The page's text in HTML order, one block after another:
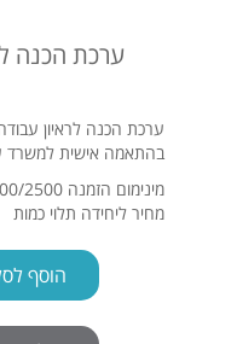
ערכת הכנה
ערכת הכנה לראיון
בהתאמה אישית למשרד
מינימום הזמנה 3000/2500 ש"ח לא כולל מע"מ
מחיר ליחידה תלוי כמות
הוסף